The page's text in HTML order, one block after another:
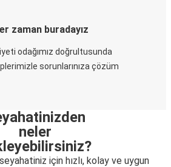
zaman buradayız
odağımız doğrultusunda
sorunlarınıza çözüm
neler
için hızlı, kolay ve uygun